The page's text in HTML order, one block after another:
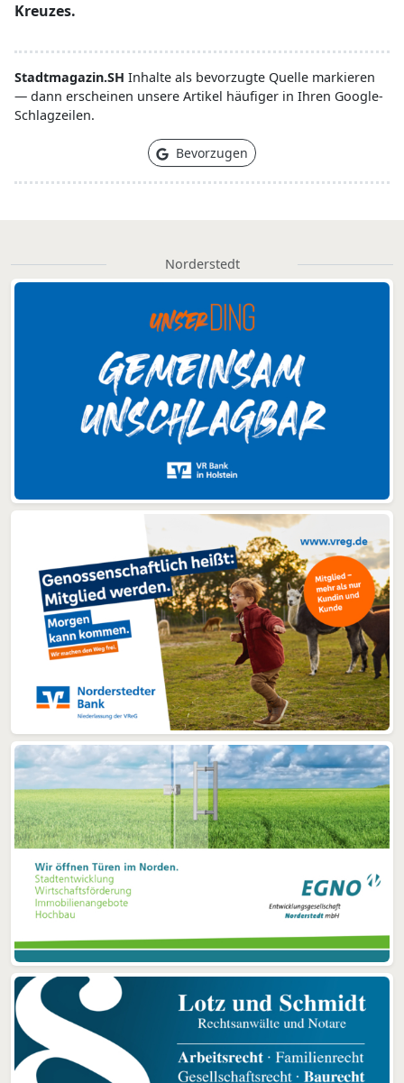
Kreuzes.
Stadtmagazin.SH Inhalte als bevorzugte Quelle markieren
— dann erscheinen unsere Artikel häufiger in Ihren Google-
Schlagzeilen.
Bevorzugen
Norderstedt